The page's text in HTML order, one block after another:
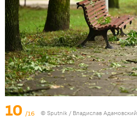
10 /16 © Sputnik / Владислав Адамовский